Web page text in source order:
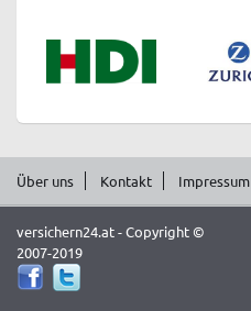
Über uns Kontakt Impressum
versichern24.at - Copyright ©
2007-2019